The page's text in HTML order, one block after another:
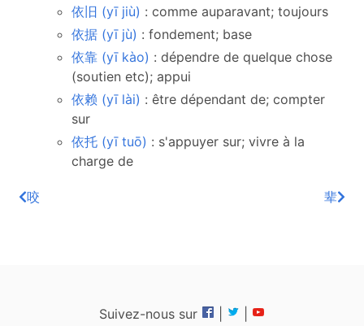
依旧 (yī jiù) : comme auparavant; toujours
依据 (yī jù) : fondement; base
依靠 (yī kào) : dépendre de quelque chose
(soutien etc); appui
依赖 (yī lài) : être dépendant de; compter
sur
依托 (yī tuō) : s'appuyer sur; vivre à la
charge de
咬 辈
Suivez-nous sur